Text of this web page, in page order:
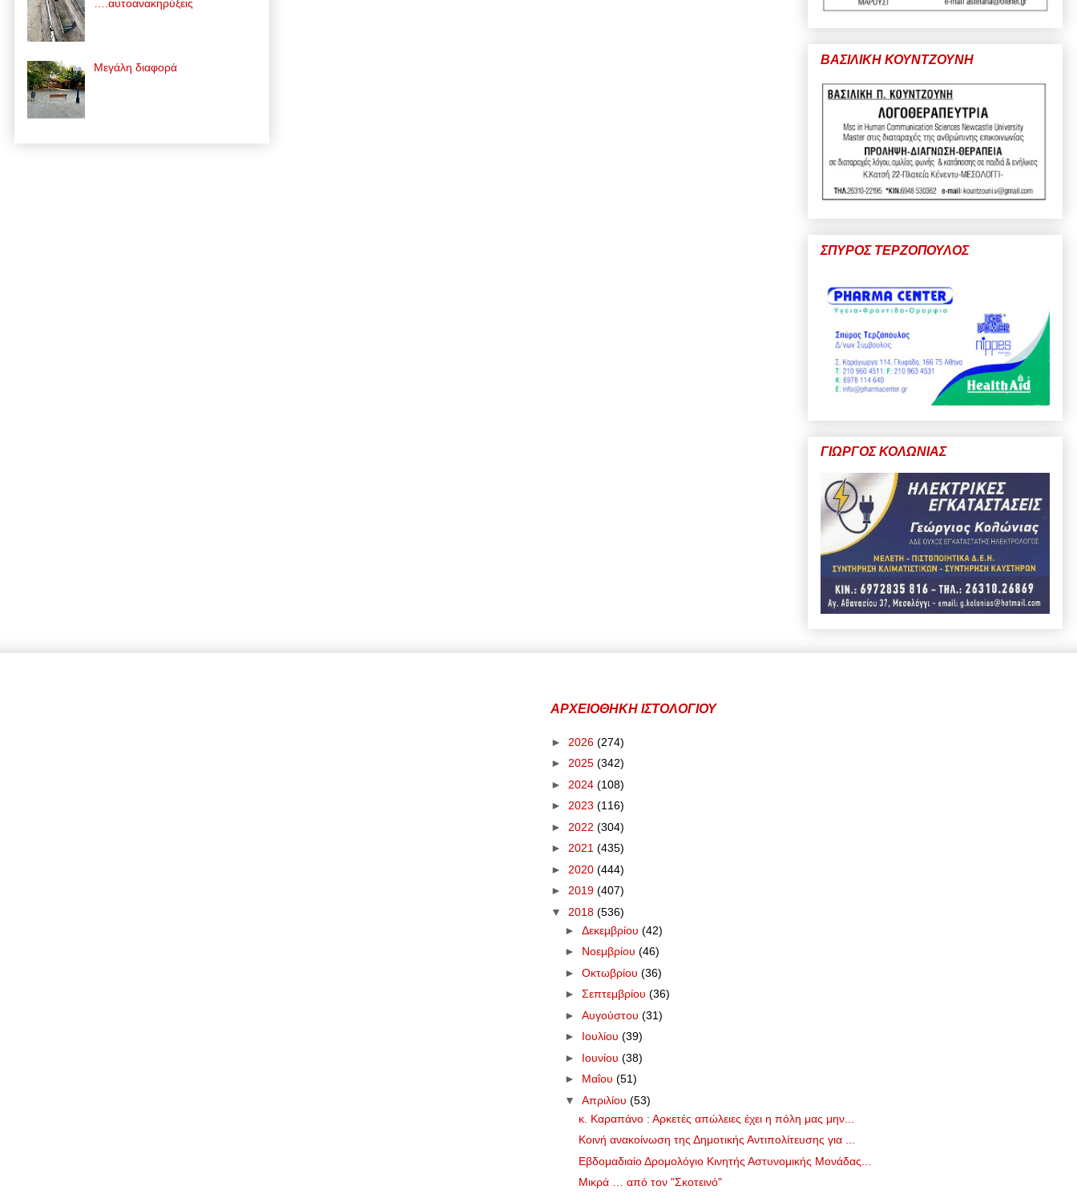
….αυτοανακηρύξεις
Μεγάλη διαφορά
ΒΑΣΙΛΙΚΗ ΚΟΥΝΤΖΟΥΝΗ
ΣΠΥΡΟΣ ΤΕΡΖΟΠΟΥΛΟΣ
ΓΙΩΡΓΟΣ ΚΟΛΩΝΙΑΣ
ΑΡΧΕΙΟΘΗΚΗ ΙΣΤΟΛΟΓΙΟΥ
► 2026 (274)
► 2025 (342)
► 2024 (108)
► 2023 (116)
► 2022 (304)
► 2021 (435)
► 2020 (444)
► 2019 (407)
▼ 2018 (536)
► Δεκεμβρίου (42)
► Νοεμβρίου (46)
► Οκτωβρίου (36)
► Σεπτεμβρίου (36)
► Αυγούστου (31)
► Ιουλίου (39)
► Ιουνίου (38)
► Μαΐου (51)
▼ Απριλίου (53)
κ. Καραπάνο : Αρκετές απώλειες έχει η πόλη μας μην...
Κοινή ανακοίνωση της Δημοτικής Αντιπολίτευσης για ...
Εβδομαδιαίο Δρομολόγιο Κινητής Αστυνομικής Μονάδας...
Μικρά … από τον "Σκοτεινό"